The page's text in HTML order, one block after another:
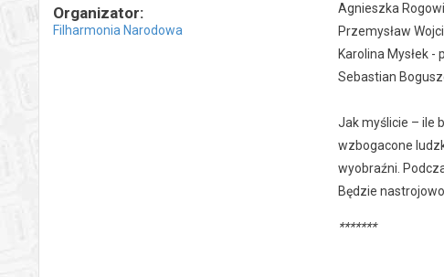
Organizator:
Filharmonia Narodowa
Agnieszka
Przemysław
Karolina Mysłek -
Sebastian
Jak myślicie – ile
wzbogacone
wyobraźni.
Będzie
*******